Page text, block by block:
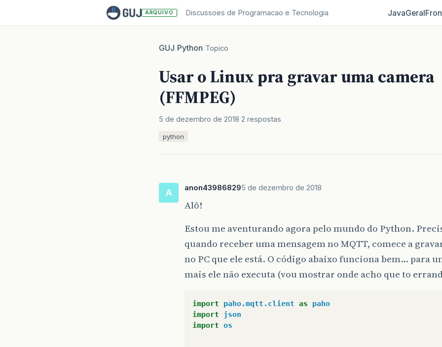
ARQUIVO Discussoes de Programacao e Tecnologia JavaGeral
GUJ/Python/Topico
Usar o Linux pra gravar uma camera
(FFMPEG)
5 de dezembro de 2018 2 respostas
python
A anon439868295 de dezembro de 2018
Alô!
Estou me aventurando agora pelo mundo do Python.
quando receber uma mensagem no MQTT, comece a
no PC que ele está. O código abaixo funciona bem… para
mais ele não executa (vou mostrar onde acho que to
import paho.mqtt.client as
paho
import
json
import os